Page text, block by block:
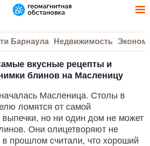
Барнаула Недвижимость
вкусные рецепты и
блинов на Масленицу
Масленица. Столы в
ломятся от самой
выпечки, но ни один дом не может
Они олицетворяют не
в прошлом считали, что хороший